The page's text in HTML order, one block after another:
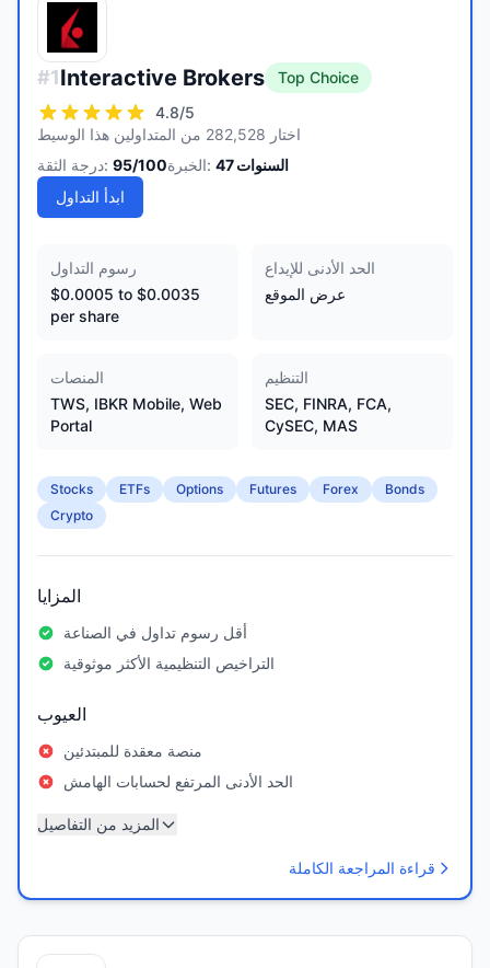
#1Interactive Brokers
Top Choice
4.8/5
اختار 282,528 من المتداولين هذا الوسيط
درجة الثقة: 95/100 الخبرة: 47 السنوات
ابدأ التداول
رسوم التداول
$0.0005 to $0.0035
per share
الحد الأدنى للإيداع
عرض الموقع
المنصات
TWS, IBKR Mobile, Web
Portal
التنظيم
SEC, FINRA, FCA,
CySEC, MAS
Stocks ETFs Options Futures Forex
Bonds
Crypto
المزايا
أقل رسوم تداول في الصناعة
التراخيص التنظيمية الأكثر موثوقية
العيوب
منصة معقدة للمبتدئين
الحد الأدنى المرتفع لحسابات الهامش
المزيد من التفاصيل
قراءة المراجعة الكاملة